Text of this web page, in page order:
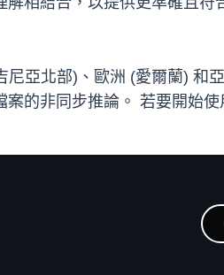
尼亞北部)、歐洲 (愛爾蘭) 和
的非同步推論。 若要開始使